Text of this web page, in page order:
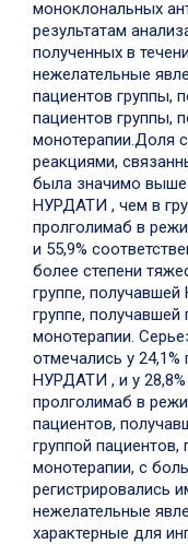
моноклональных
результатам
полученных в
нежелательные
пациентов группы,
пациентов группы,
монотерапии.Доля
реакциями,
была значимо выше
НУРДАТИ , чем в
пролголимаб в
и 55,9%
более степени
группе,
группе,
монотерапии.
отмечались у 24,1%
НУРДАТИ , и у 28,8%
пролголимаб в
пациентов,
группой
монотерапии, с
регистрировались
нежелательные
характерные для